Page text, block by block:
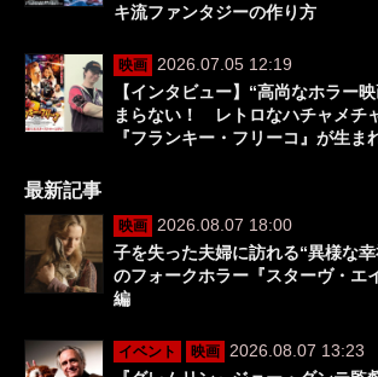
キ流ファンタジーの作り方
映画
2026.07.05 12:19
【インタビュー】“高尚なホラー
まらない！ レトロなハチャメチ
『フランキー・フリーコ』が生ま
最新記事
映画
2026.08.07 18:00
子を失った夫婦に訪れる“異様な
のフォークホラー『スターヴ・エ
編
イベント 映画
2026.08.07 13:23